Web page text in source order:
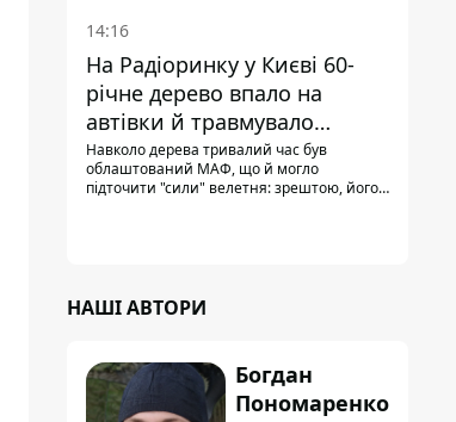
14:16
На Радіоринку у Києві 60-
річне дерево впало на
автівки й травмувало
людину - подробиці
Навколо дерева тривалий час був
облаштований МАФ, що й могло
підточити "сили" велетня: зрештою, його
НАШІ АВТОРИ
Богдан
Пономаренко